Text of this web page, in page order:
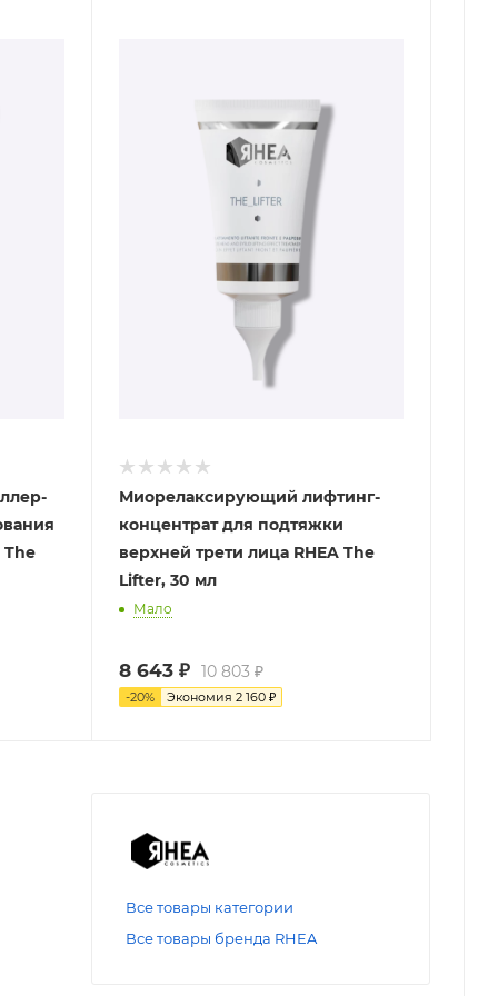
The
Миорелаксирующий лифтинг-
концентрат для подтяжки
верхней трети лица RHEA The
Lifter, 30 мл
Мало
8 643₽ 10 803 ₽
-20% Экономия 2 160₽
Все товары категории
Все товары бренда RHEA